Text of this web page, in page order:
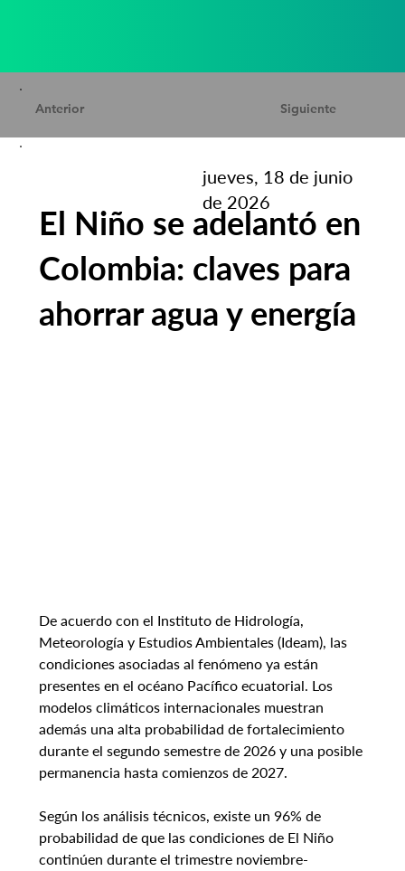
Siguiente
Anterior
jueves, 18 de junio
de 2026
El Niño se adelantó en
Colombia: claves para
ahorrar agua y energía
De acuerdo con el Instituto de Hidrología,
Meteorología y Estudios Ambientales (Ideam), las
condiciones asociadas al fenómeno ya están
presentes en el océano Pacífico ecuatorial. Los
modelos climáticos internacionales muestran
además una alta probabilidad de fortalecimiento
durante el segundo semestre de 2026 y una posible
permanencia hasta comienzos de 2027.
Según los análisis técnicos, existe un 96% de
probabilidad de que las condiciones de El Niño
continúen durante el trimestre noviembre-